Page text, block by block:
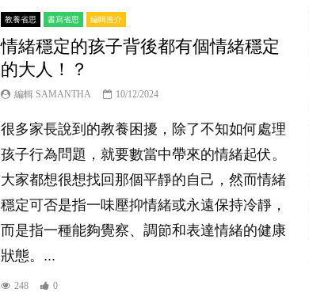
教養省思 書寫省思 編輯推介
情緒穩定的孩子背後都有個情緒穩定
的大人！？
編輯 SAMANTHA 10/12/2024
很多家長說到的教養困擾，除了不知如何處理
孩子行為問題，就要數當中帶來的情緒起伏。
大家都想很想找回那個平靜的自己，然而情緒
穩定可否是指一味壓抑情緒或永遠保持冷靜，
而是指一種能夠覺察、調節和表達情緒的健康
狀態。...
248 0